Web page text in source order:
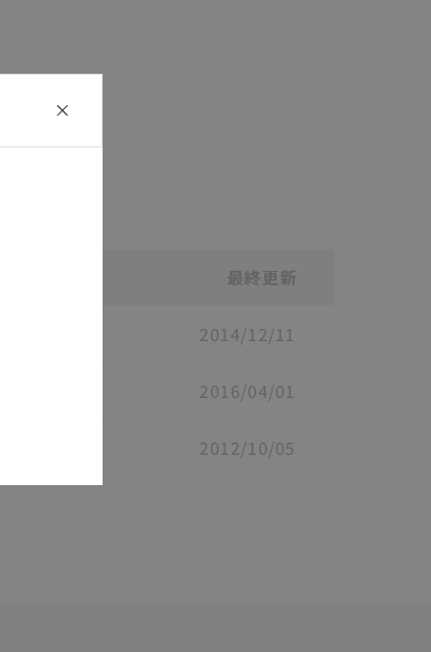
全性を
改めて当
最終更新
2014/12/11
2016/04/01
2012/10/05